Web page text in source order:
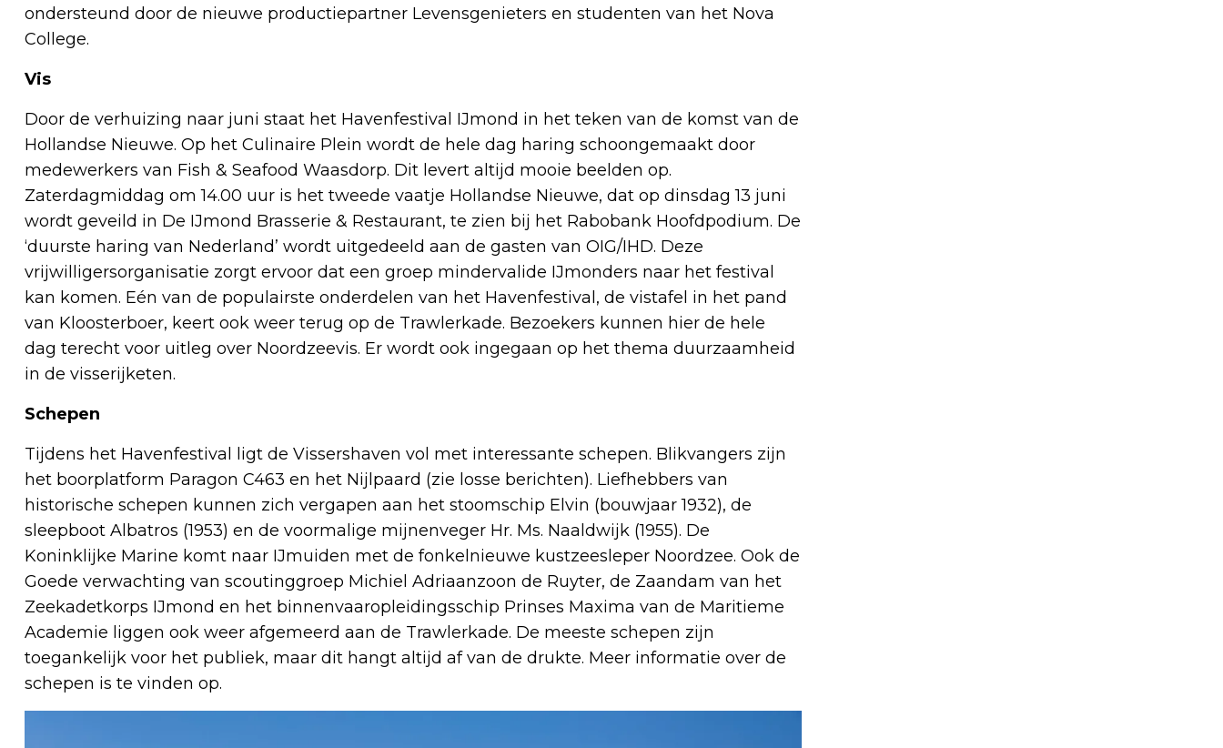
ondersteund door de nieuwe productiepartner Levensgenieters en studenten van het Nova
College.
Vis
Door de verhuizing naar juni staat het Havenfestival IJmond in het teken van de komst van de
Hollandse Nieuwe. Op het Culinaire Plein wordt de hele dag haring schoongemaakt door
medewerkers van Fish & Seafood Waasdorp. Dit levert altijd mooie beelden op.
Zaterdagmiddag om 14.00 uur is het tweede vaatje Hollandse Nieuwe, dat op dinsdag 13 juni
wordt geveild in De IJmond Brasserie & Restaurant, te zien bij het Rabobank Hoofdpodium. De
‘duurste haring van Nederland’ wordt uitgedeeld aan de gasten van OIG/IHD. Deze
vrijwilligersorganisatie zorgt ervoor dat een groep mindervalide IJmonders naar het festival
kan komen. Eén van de populairste onderdelen van het Havenfestival, de vistafel in het pand
van Kloosterboer, keert ook weer terug op de Trawlerkade. Bezoekers kunnen hier de hele
dag terecht voor uitleg over Noordzeevis. Er wordt ook ingegaan op het thema duurzaamheid
in de visserijketen.
Schepen
Tijdens het Havenfestival ligt de Vissershaven vol met interessante schepen. Blikvangers zijn
het boorplatform Paragon C463 en het Nijlpaard (zie losse berichten). Liefhebbers van
historische schepen kunnen zich vergapen aan het stoomschip Elvin (bouwjaar 1932), de
sleepboot Albatros (1953) en de voormalige mijnenveger Hr. Ms. Naaldwijk (1955). De
Koninklijke Marine komt naar IJmuiden met de fonkelnieuwe kustzeesleper Noordzee. Ook de
Goede verwachting van scoutinggroep Michiel Adriaanzoon de Ruyter, de Zaandam van het
Zeekadetkorps IJmond en het binnenvaaropleidingsschip Prinses Maxima van de Maritieme
Academie liggen ook weer afgemeerd aan de Trawlerkade. De meeste schepen zijn
toegankelijk voor het publiek, maar dit hangt altijd af van de drukte. Meer informatie over de
schepen is te vinden op.